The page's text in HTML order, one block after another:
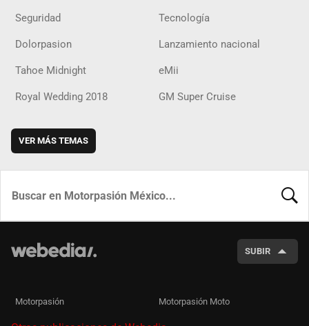
Seguridad Tecnología
Dolorpasion Lanzamiento nacional
Tahoe Midnight eMii
Royal Wedding 2018 GM Super Cruise
VER MÁS TEMAS
SUBIR
Motorpasión Motorpasión Moto